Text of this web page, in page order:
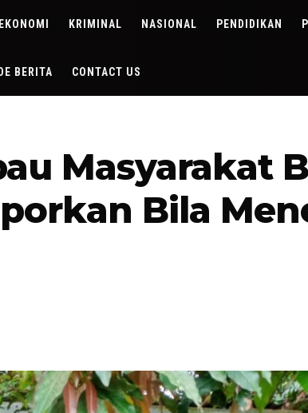
EKONOMI KRIMINAL NASIONAL PENDIDIKAN
BERITA CONTACT US
Masyarakat
Bila